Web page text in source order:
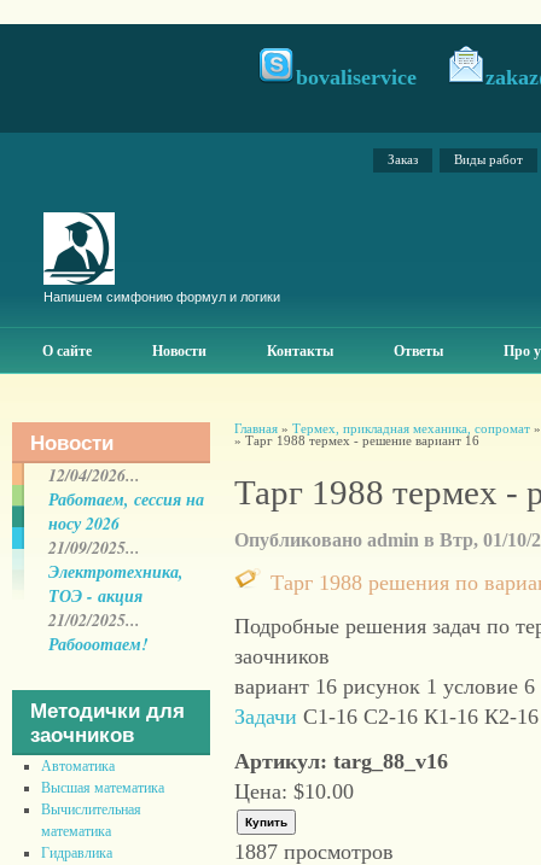
bovaliservice
Заказ Виды работ
Напишем симфонию формул и логики
О сайте Новости Контакты Ответы Про
Новости
12/04/2026...
Работаем, сессия на
носу 2026
21/09/2025...
Электротехника,
ТОЭ - акция
21/02/2025...
Рабооотаем!
Методички для
заочников
Автоматика
Высшая математика
Вычислительная
математика
Гидравлика
Главная» Термех, прикладная механика, сопромат
» Тарг 1988 термех - решение вариант 16
Тарг 1988 термех -
Опубликовано admin в Втр, 01/10/
Тарг 1988 решения по
Подробные решения задач по
заочников
вариант 16 рисунок 1 условие 6
Задачи С1-16 С2-16 К1-16 К2-
Артикул: targ_88_v16
Цена: $10.00
1887 просмотров